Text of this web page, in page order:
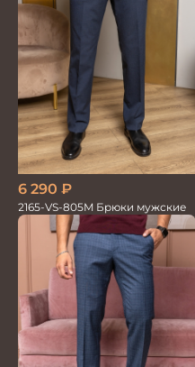
6 290 ₽
2165-VS-805M Брюки мужские